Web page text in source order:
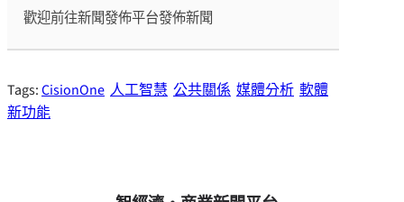
歡迎前往新聞發佈平台發佈新聞
Tags:CisionOne 人工智慧 公共關係 媒體分析 軟體
新功能